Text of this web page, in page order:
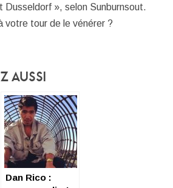
Dusseldorf », selon Sunburnsout.
votre tour de le vénérer ?
Aussi
Dan Rico :